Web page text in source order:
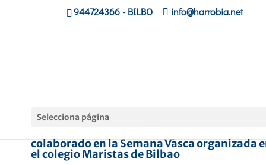
944724366- BILBO info@harrobia.net
Selecciona página
colaborado en la Semana Vasca organizada
el colegio Maristas de Bilbao